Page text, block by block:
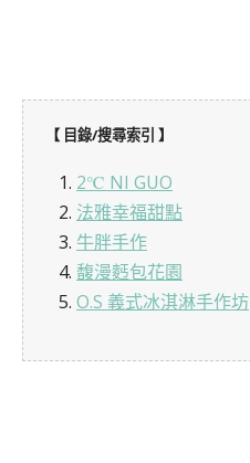
【 目錄/搜尋索引 】
1. 2℃ NI GUO
2. 法雅幸福甜點
3. 牛胖手作
4. 馥漫麫包花園
5. O.S 義式冰淇淋手作坊